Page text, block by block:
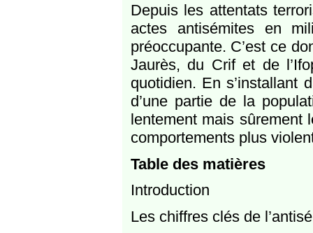
Depuis les attentats
actes antisémites en
préoccupante. C’est ce
Jaurès, du Crif et de
quotidien. En s’installant
d’une partie de la
lentement mais sûrement
comportements plus
Table des matières
Introduction
Les chiffres clés de